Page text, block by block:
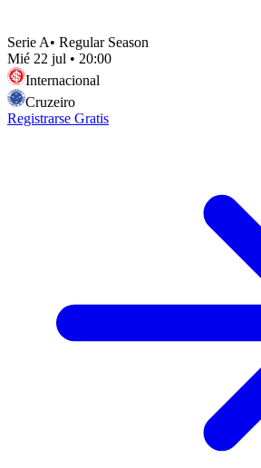
Serie A• Regular Season
Mié 22 jul • 20:00
Internacional
Cruzeiro
Registrarse Gratis